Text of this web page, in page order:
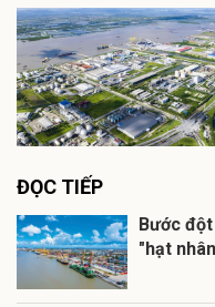
ĐỌC TIẾP
Bước
"hạt